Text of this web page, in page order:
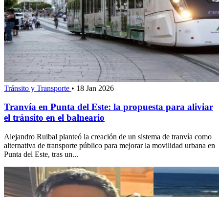
Tránsito y Transporte • 18 Jan 2026
Tranvía en Punta del Este: la propuesta para aliviar
el tránsito en el balneario
Alejandro Ruibal planteó la creación de un sistema de tranvía como
alternativa de transporte público para mejorar la movilidad urbana en
Punta del Este, tras un...